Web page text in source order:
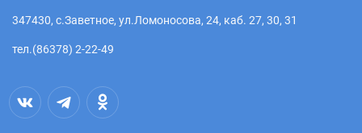
347430, с.Заветное, ул.Ломоносова, 24, каб. 27, 30, 31
тел.(86378) 2-22-49